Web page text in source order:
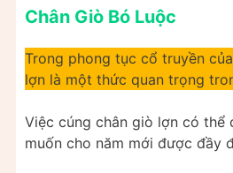
Chân Giò Bó Luộc
Trong phong tục cổ truyền
lợn là một thức quan trọng
Việc cúng chân giò lợn có thể
muốn cho năm mới được đầy